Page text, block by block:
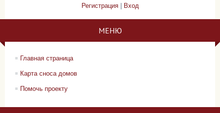
Регистрация| Вход
МЕНЮ
Главная страница
Карта сноса домов
Помочь проекту